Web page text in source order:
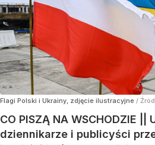
Flagi Polski i Ukrainy, zdjęcie ilustracyjne /
CO PISZĄ NA WSCHODZIE ||
dziennikarze i publicyści